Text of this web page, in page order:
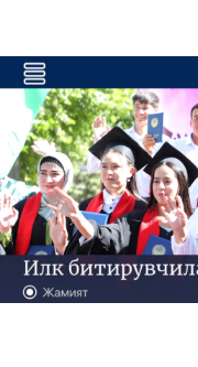
08.01.2024 3682
Korrupsiyaga qarshi